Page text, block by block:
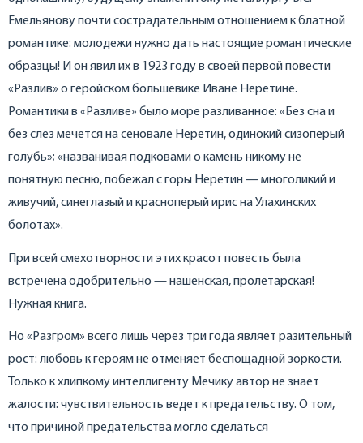
Емельянову почти сострадательным отношением к блатной
романтике: молодежи нужно дать настоящие романтические
образцы! И он явил их в 1923 году в своей первой повести
«Разлив» о геройском большевике Иване Неретине.
Романтики в «Разливе» было море разливанное: «Без сна и
без слез мечется на сеновале Неретин, одинокий сизоперый
голубь»; «названивая подковами о камень никому не
понятную песню, побежал с горы Неретин — многоликий и
живучий, синеглазый и красноперый ирис на Улахинских
болотах».
При всей смехотворности этих красот повесть была
встречена одобрительно — нашенская, пролетарская!
Нужная книга.
Но «Разгром» всего лишь через три года являет разительный
рост: любовь к героям не отменяет беспощадной зоркости.
Только к хлипкому интеллигенту Мечику автор не знает
жалости: чувствительность ведет к предательству. О том,
что причиной предательства могло сделаться